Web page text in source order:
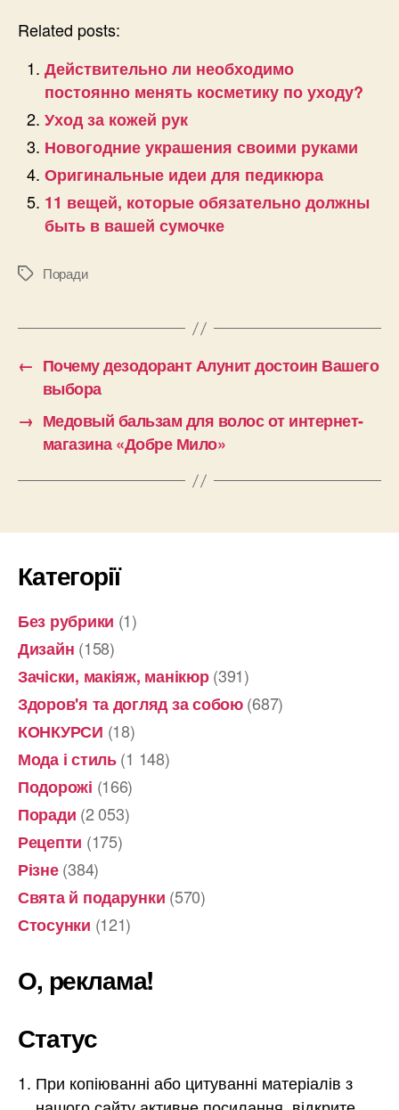
Related posts:
Действительно ли необходимо
постоянно менять косметику по уходу?
Уход за кожей рук
Новогодние украшения своими руками
Оригинальные идеи для педикюра
11 вещей, которые обязательно должны
быть в вашей сумочке
Позначки
Поради
← Почему дезодорант Алунит достоин Вашего
выбора
→ Медовый бальзам для волос от интернет-
магазина «Добре Мило»
Категорії
Без рубрики (1)
Дизайн (158)
Зачіски, макіяж, манікюр(391)
Здоров'я та догляд за собою(687)
КОНКУРСИ (18)
Мода і стиль(1 148)
Подорожі (166)
Поради (2 053)
Рецепти (175)
Різне(384)
Свята й подарунки (570)
Стосунки (121)
О, реклама!
Статус
При копіюванні або цитуванні матеріалів з